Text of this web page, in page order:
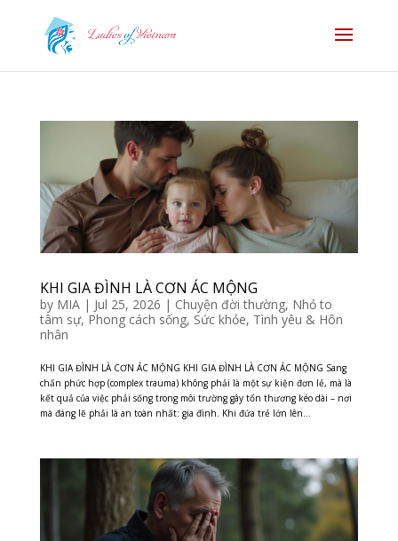
KHI GIA ĐÌNH LÀ CƠN ÁC MỘNG
by MIA| Jul 25, 2026 | Chuyện đời thường, Nhỏ to
tâm sự, Phong cách sống, Sức khỏe, Tình yêu & Hôn
nhân
KHI GIA ĐÌNH LÀ CƠN ÁC MỘNG KHI GIA ĐÌNH LÀ CƠN ÁC MỘNG Sang
chấn phức hợp (complex trauma) không phải là một sự kiện đơn lẻ, mà là
kết quả của việc phải sống trong môi trường gây tổn thương kéo dài – nơi
mà đáng lẽ phải là an toàn nhất: gia đình. Khi đứa trẻ lớn lên...